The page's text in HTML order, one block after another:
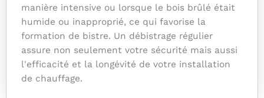
manière intensive ou lorsque le bois brûlé était
humide ou inapproprié, ce qui favorise la
formation de bistre. Un débistrage régulier
assure non seulement votre sécurité mais aussi
l'efficacité et la longévité de votre installation
de chauffage.